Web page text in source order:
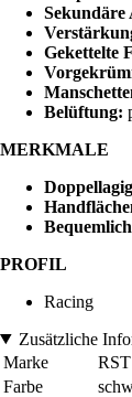
Sekundäre
Gekettelte
Belüftung:
MERKMALE
PROFIL
Racing
Zusätzliche
Marke
RST
Farbe